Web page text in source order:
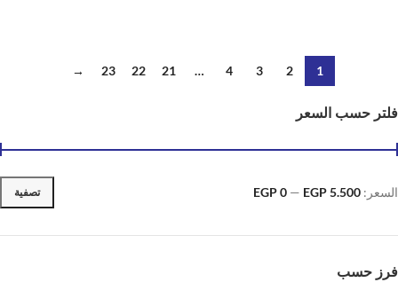
فلتر حسب السعر
تصفية السعر: EGP 0 — EGP 5.500
فرز حسب
1
2
3
4
…
21
22
23
→